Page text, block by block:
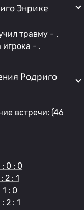
Энрике
травму - .
- .
Родриго
встречи: (46
0 : 0
2 : 1
: 0
2 : 1